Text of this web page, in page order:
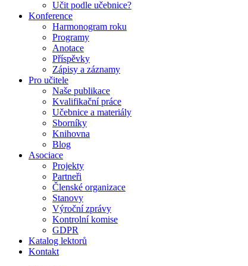
Učit podle učebnice?
Konference
Harmonogram roku
Programy
Anotace
Příspěvky
Zápisy a záznamy
Pro učitele
Naše publikace
Kvalifikační práce
Učebnice a materiály
Sborníky
Knihovna
Blog
Asociace
Projekty
Partneři
Členské organizace
Stanovy
Výroční zprávy
Kontrolní komise
GDPR
Katalog lektorů
Kontakt